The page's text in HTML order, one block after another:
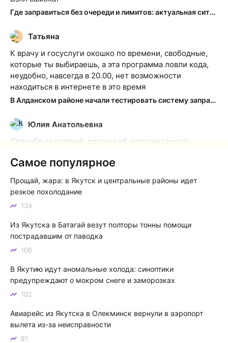
Где заправиться без очереди и лимитов: актуальная ситуация на АЗС Якутска
Т
Татьяна
К врачу и госуслуги окошко по времени, свободные,
которые ты выбираешь, а эта программа ловли кода,
неудобно, навсегда в 20.00, нет возможности
находиться в интернете в это время
В Алданском районе начали тестировать систему заправки по QR-кодам
Ю
Юлия Анатольевна
Спасибо за краткий, рассказ об история города
Якутск сквозь века: от острога до столицы республики
К
Котя злой
Зной в Сибири, тем более в Якутске. Никакой это не
тем более говорить не приходиться. Не зря даже в
песнях поют…
Самое популярное
Прощай, жара: в Якутск и центральные районы идет
резкое похолодание
134
Из Якутска в Батагай везут полторы тонны помощи
пострадавшим от паводка
106
В Якутию идут аномальные холода: синоптики
предупреждают о мокром снеге и заморозках
102
Авиарейс из Якутска в Олекминск вернули в аэропорт
вылета из-за неисправности
81